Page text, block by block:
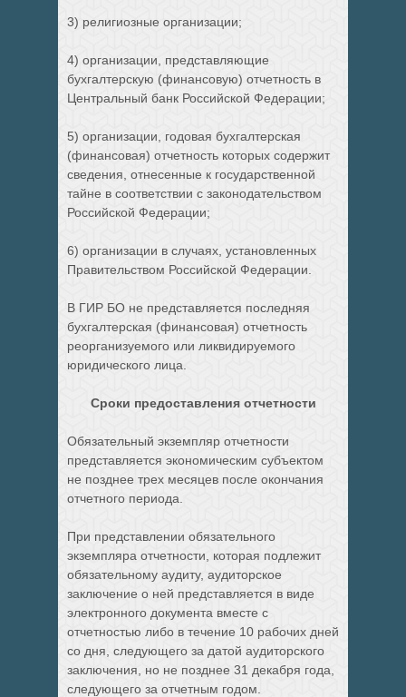
3) религиозные организации;
4) организации, представляющие
бухгалтерскую (финансовую) отчетность в
Центральный банк Российской Федерации;
5) организации, годовая бухгалтерская
(финансовая) отчетность которых содержит
сведения, отнесенные к государственной
тайне в соответствии с законодательством
Российской Федерации;
6) организации в случаях, установленных
Правительством Российской Федерации.
В ГИР БО не представляется последняя
бухгалтерская (финансовая) отчетность
реорганизуемого или ликвидируемого
юридического лица.
Сроки предоставления отчетности
Обязательный экземпляр отчетности
представляется экономическим субъектом
не позднее трех месяцев после окончания
отчетного периода.
При представлении обязательного
экземпляра отчетности, которая подлежит
обязательному аудиту, аудиторское
заключение о ней представляется в виде
электронного документа вместе с
отчетностью либо в течение 10 рабочих дней
со дня, следующего за датой аудиторского
заключения, но не позднее 31 декабря года,
следующего за отчетным годом.